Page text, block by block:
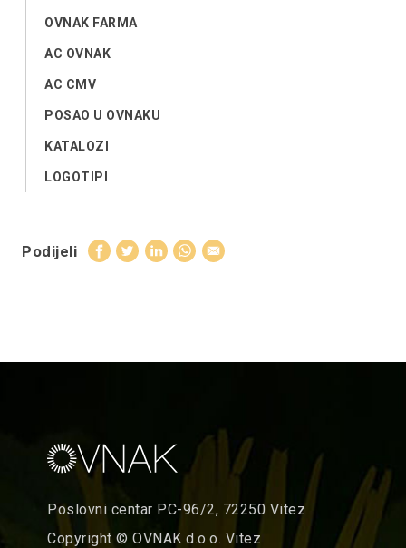
OVNAK FARMA
AC OVNAK
AC CMV
POSAO U OVNAKU
KATALOZI
LOGOTIPI
Podijeli
Poslovni centar PC-96/2, 72250 Vitez
Copyright © OVNAK d.o.o. Vitez